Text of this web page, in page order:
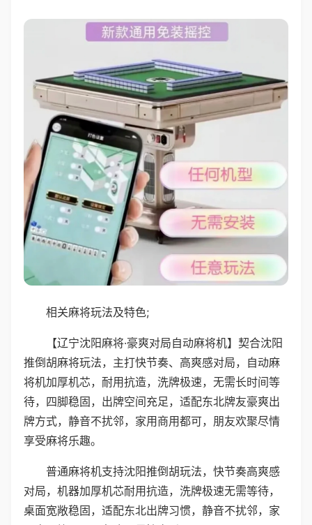
相关麻将玩法及特色;
【辽宁沈阳麻将·豪爽对局自动麻将机】契合沈阳
推倒胡麻将玩法，主打快节奏、高爽感对局，自动麻
将机加厚机芯，耐用抗造，洗牌极速，无需长时间等
待，四脚稳固，出牌空间充足，适配东北牌友豪爽出
牌方式，静音不扰邻，家用商用都可，朋友欢聚尽情
享受麻将乐趣。
普通麻将机支持沈阳推倒胡玩法，快节奏高爽感
对局，机器加厚机芯耐用抗造，洗牌极速无需等待，
桌面宽敞稳固，适配东北出牌习惯，静音不扰邻，家